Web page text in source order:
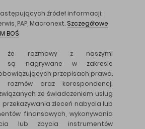
źródeł informacji:
PAP, Macronext. Szczegółowe
BOŚ
że rozmowy z naszymi
są nagrywane w zakresie
przepisach prawa.
rozmów oraz korespondencji
ze świadczeniem usług
zleceń nabycia lub
finansowych, wykonywania
lub zbycia instrumentów